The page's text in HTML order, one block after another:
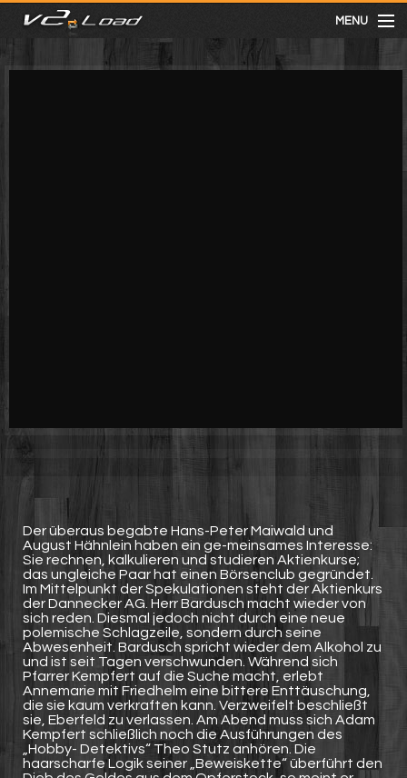
MENU
meist gesehen
Der überaus begabte Hans-Peter Maiwald und
August Hähnlein haben ein ge-meinsames Interesse:
Sie rechnen, kalkulieren und studieren Aktienkurse;
das ungleiche Paar hat einen Börsenclub gegründet.
Im Mittelpunkt der Spekulationen steht der Aktienkurs
der Dannecker AG. Herr Bardusch macht wieder von
sich reden. Diesmal jedoch nicht durch eine neue
polemische Schlagzeile, sondern durch seine
Abwesenheit. Bardusch spricht wieder dem Alkohol zu
und ist seit Tagen verschwunden. Während sich
Pfarrer Kempfert auf die Suche macht, erlebt
Annemarie mit Friedhelm eine bittere Enttäuschung,
die sie kaum verkraften kann. Verzweifelt beschließt
sie, Eberfeld zu verlassen. Am Abend muss sich Adam
Kempfert schließlich noch die Ausführungen des
„Hobby- Detektivs“ Theo Stutz anhören. Die
haarscharfe Logik seiner „Beweiskette“ überführt den